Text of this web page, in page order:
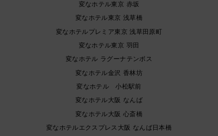
変なホテル東京 赤坂
変なホテル東京 浅草橋
変なホテルプレミア東京 浅草田原町
変なホテル東京 羽田
変なホテル ラグーナテンボス
変なホテル金沢 香林坊
変なホテル 小松駅前
変なホテル大阪 なんば
変なホテル大阪 心斎橋
変なホテルエクスプレス大阪 なんば日本橋